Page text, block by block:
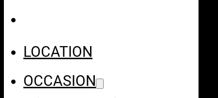
LOCATION
OCCASION